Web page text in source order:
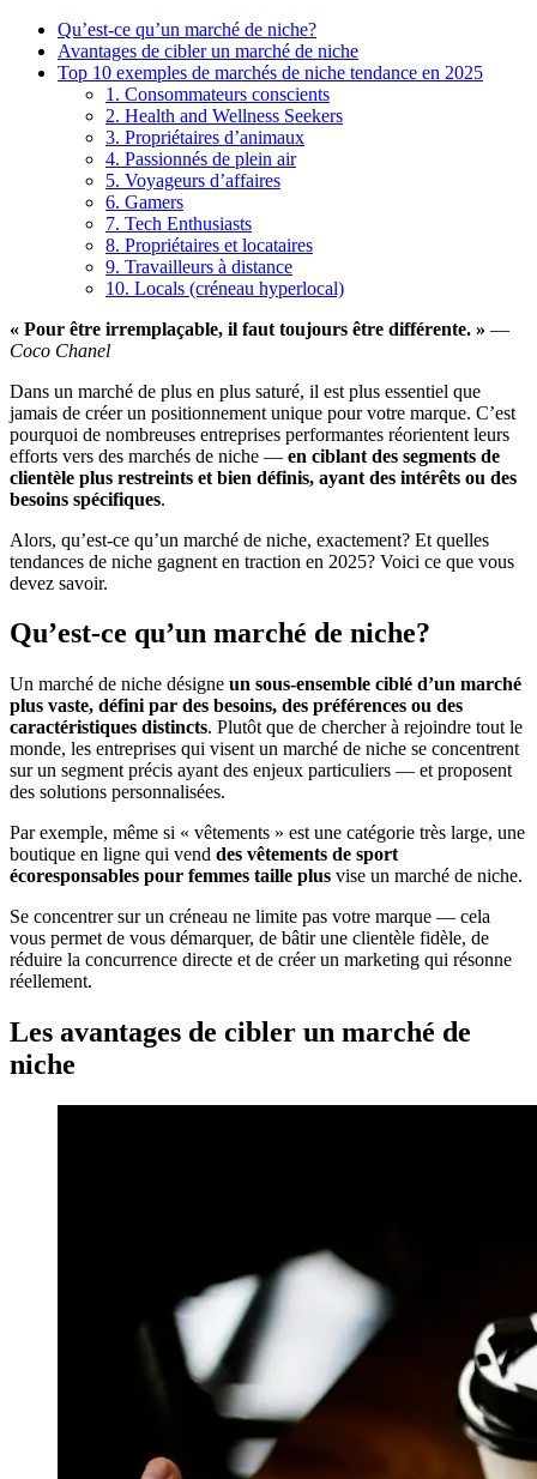
Qu’est-ce qu’un marché de niche?
Avantages de cibler un marché de niche
Top 10 exemples de marchés de niche tendance en 2025
1. Consommateurs conscients
2. Health and Wellness Seekers
3. Propriétaires d’animaux
4. Passionnés de plein air
5. Voyageurs d’affaires
6. Gamers
7. Tech Enthusiasts
8. Propriétaires et locataires
9. Travailleurs à distance
10. Locals (créneau hyperlocal)
« Pour être irremplaçable, il faut toujours être différente. » —
Coco Chanel
Dans un marché de plus en plus saturé, il est plus essentiel que
jamais de créer un positionnement unique pour votre marque. C’est
pourquoi de nombreuses entreprises performantes réorientent leurs
efforts vers des marchés de niche — en ciblant des segments de
clientèle plus restreints et bien définis, ayant des intérêts ou des
besoins spécifiques.
Alors, qu’est-ce qu’un marché de niche, exactement? Et quelles
tendances de niche gagnent en traction en 2025? Voici ce que vous
devez savoir.
Qu’est-ce qu’un marché de niche?
Un marché de niche désigne un sous-ensemble ciblé d’un marché
plus vaste, défini par des besoins, des préférences ou des
caractéristiques distincts. Plutôt que de chercher à rejoindre tout le
monde, les entreprises qui visent un marché de niche se concentrent
sur un segment précis ayant des enjeux particuliers — et proposent
des solutions personnalisées.
Par exemple, même si « vêtements » est une catégorie très large, une
boutique en ligne qui vend des vêtements de sport
écoresponsables pour femmes taille plus vise un marché de niche.
Se concentrer sur un créneau ne limite pas votre marque — cela
vous permet de vous démarquer, de bâtir une clientèle fidèle, de
réduire la concurrence directe et de créer un marketing qui résonne
réellement.
Les avantages de cibler un marché de
niche